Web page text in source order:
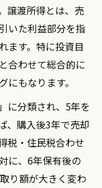
譲渡所得とは、売
いた利益部分を指
ます。特に投資目
合わせて総合的に
もなります。
に分類され、5年を
、購入後3年で売却
税・住民税合わせ
に、6年保有後の
り額が大きく変わ